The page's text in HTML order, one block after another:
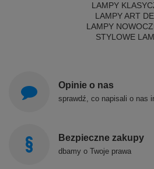
LAMPY
LAMPY ART
LAMPY
STYLOWE
Opinie o nas
sprawdź, co napisali o nas
Bezpieczne zakupy
dbamy o Twoje prawa